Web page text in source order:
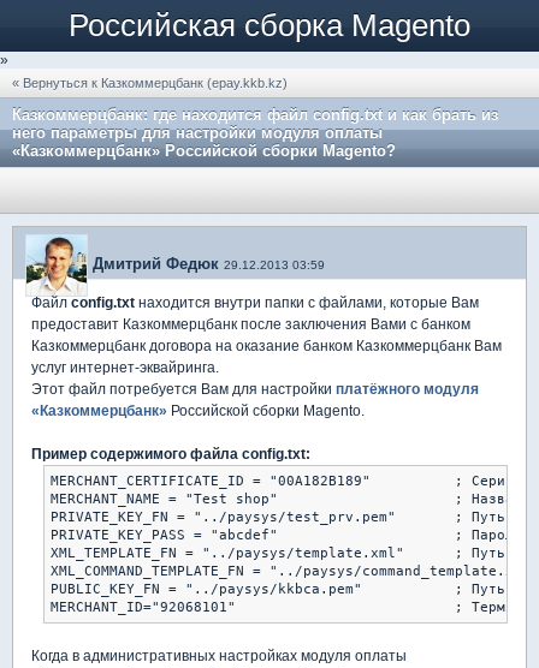
Российская сборка Magento
»
« Вернуться к Казкоммерцбанк (epay.kkb.kz)
Казкоммерцбанк: где находится файл config.txt и как брать из
него параметры для настройки модуля оплаты
«Казкоммерцбанк» Российской сборки Magentо?
Дмитрий Федюк 29.12.2013 03:59
Файл config.txt находится внутри папки с файлами, которые Вам
предоставит Казкоммерцбанк после заключения Вами с банком
Казкоммерцбанк договора на оказание банком Казкоммерцбанк Вам
услуг интернет-эквайринга.
Этот файл потребуется Вам для настройки платёжного модуля
«Казкоммерцбанк» Российской сборки Magento.
Пример содержимого файла config.txt:
MERCHANT_CERTIFICATE_ID = "00A182B189"	 	; Серийный номер сертификата Cert Serial Number
MERCHANT_NAME = "Test shop"			; Название магазина (продавца) Shop/merchant Name
PRIVATE_KEY_FN = "../paysys/test_prv.pem"	; Путь к закрытому ключу Private cert path
PRIVATE_KEY_PASS = "abcdef"			; Пароль к закрытому ключу Private cert password
XML_TEMPLATE_FN = "../paysys/template.xml"	; Путь к XML шаблону XML template path
XML_COMMAND_TEMPLATE_FN = "../paysys/command_template.xml"	; Путь к XML шаблону для команд (возврат/подтверждение)
PUBLIC_KEY_FN = "../paysys/kkbca.pem"		; Путь к открытому ключу Public cert path
Когда в административных настройках модуля оплаты